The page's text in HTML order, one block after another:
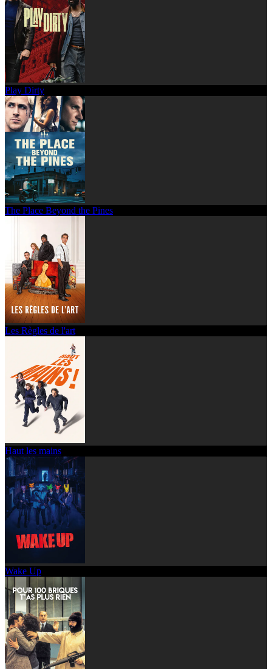
Play Dirty
The Place Beyond the Pines
Les Règles de l'art
Haut les mains
Wake Up